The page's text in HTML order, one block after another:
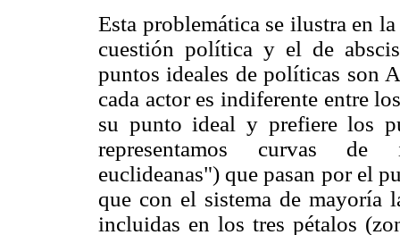
Esta problemática se ilustra en
cuestión política y el de
puntos ideales de políticas son
cada actor es indiferente entre
su punto ideal y prefiere los
representamos curvas de
euclideanas") que pasan por el
que con el sistema de mayoría
incluidas en los tres pétalos